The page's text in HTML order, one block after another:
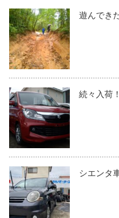
遊んでき
続々入荷
シエンタ